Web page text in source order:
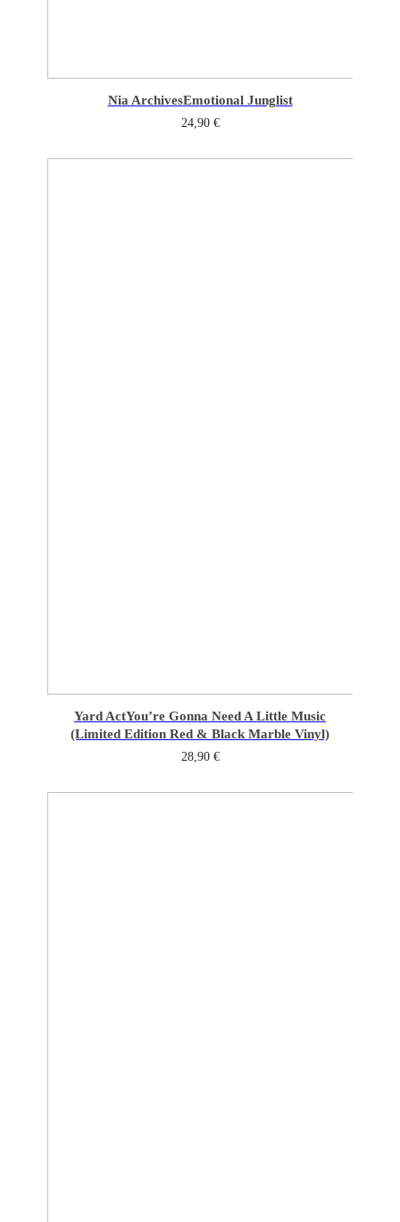
Nia ArchivesEmotional Junglist
24,90 €
Yard ActYou’re Gonna Need A Little Music
(Limited Edition Red & Black Marble Vinyl)
28,90 €